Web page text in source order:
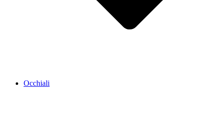
Occhiali